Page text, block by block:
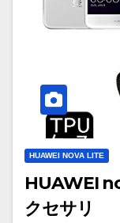
HUAWEI NOVA LITE
HUAWEI
クセサリ